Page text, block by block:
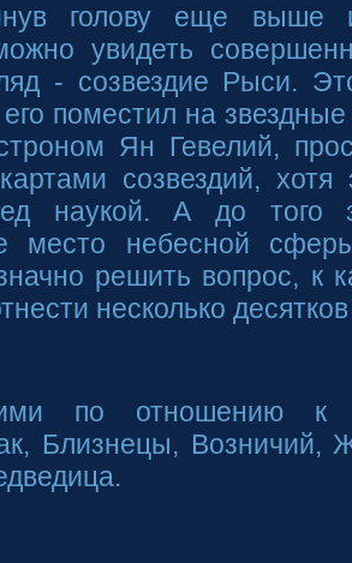
голову еще выше
увидеть
- созвездие Рыси.
его поместил на
Ян Гевелий,
созвездий,
наукой. А до того
место небесной
решить вопрос, к
несколько
по отношению к
Близнецы,